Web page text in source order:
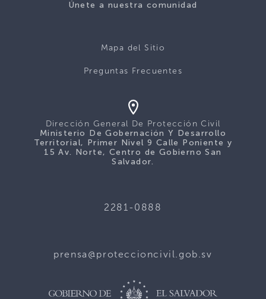
Únete a nuestra comunidad
Mapa del Sitio
Preguntas Frecuentes
Dirección General De Protección Civil
Ministerio De Gobernación Y Desarrollo
Territorial, Primer Nivel 9 Calle Poniente y
15 Av. Norte, Centro de Gobierno San
Salvador.
2281-0888
prensa@proteccioncivil.gob.sv